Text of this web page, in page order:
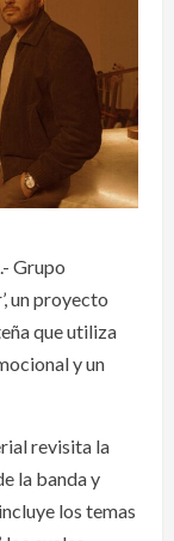
Grupo
un proyecto
que utiliza
y un
revisita la
la banda y
los temas